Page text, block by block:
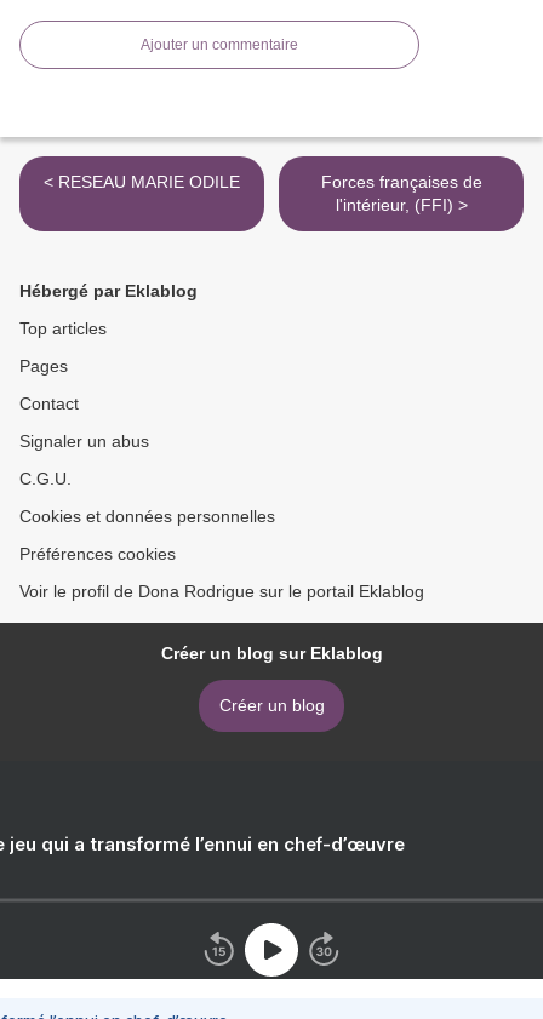
Ajouter un commentaire
< RESEAU MARIE ODILE
Forces françaises de
l'intérieur, (FFI) >
Hébergé par Eklablog
Top articles
Pages
Contact
Signaler un abus
C.G.U.
Cookies et données personnelles
Préférences cookies
Voir le profil de Dona Rodrigue sur le portail Eklablog
Créer un blog sur Eklablog
Créer un blog
jeu qui a transformé l’ennui en chef-d’œuvre